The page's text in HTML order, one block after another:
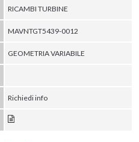
RICAMBI TURBINE
MAVNTGT5439-0012
GEOMETRIA VARIABILE
Richiedi info